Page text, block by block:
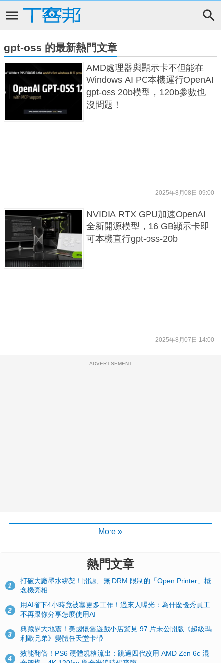
gpt-oss 的最新熱門文章
AMD處理器與顯示卡不但能在
Windows AI PC本機運行OpenAI
gpt-oss 20b模型，120b參數也
沒問題！
2025年8月08日 09:00
NVIDIA RTX GPU加速OpenAI
全新開源模型，16 GB顯示卡即
可本機直行gpt-oss-20b
2025年8月07日 14:00
ADVERTISEMENT
More »
熱門文章
1
打破大廠墨水綁架！開源、無 DRM 限制的「Open Printer」概
念機亮相
2
用AI省下4小時竟被塞更多工作！過來人曝光：為什麼優秀員工
不再跟你分享怎麼使用AI
3
典藏界大地震！美國懷舊遊戲小店驚見 97 片未公開版《超級瑪
利歐兄弟》變體任天堂卡帶
4
效能翻倍！PS6 硬體規格流出：跳過四代改用 AMD Zen 6c 混